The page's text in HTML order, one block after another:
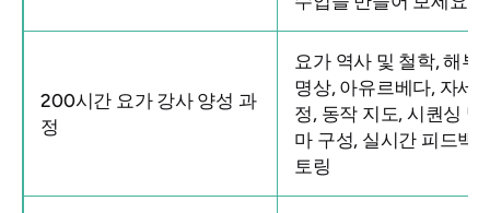
200시간 요가 강사 양성 과
정
요가 역사 및 철학, 해부
명상, 아유르베다, 자세
정, 동작 지도, 시퀀싱 및
마 구성, 실시간 피드백,
토링